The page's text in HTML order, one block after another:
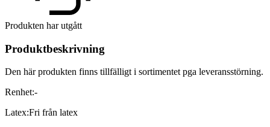
Produkten har utgått
Produktbeskrivning
Den här produkten finns tillfälligt i sortimentet pga leveransstörning.
Renhet:-
Latex:Fri från latex